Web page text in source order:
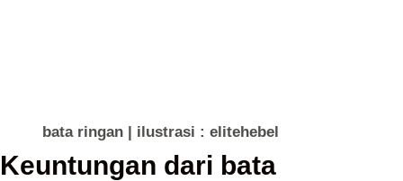
bata ringan | ilustrasi : elitehebel
Keuntungan dari bata